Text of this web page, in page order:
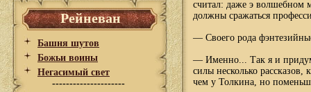
Рейневан
Башня шутов
Божьи воины
Негасимый свет
---------------------
считал: даже э волшебном
должны сражаться
— Своего рода
— Именно... Так я и
силы несколько
чем у Толкина, но